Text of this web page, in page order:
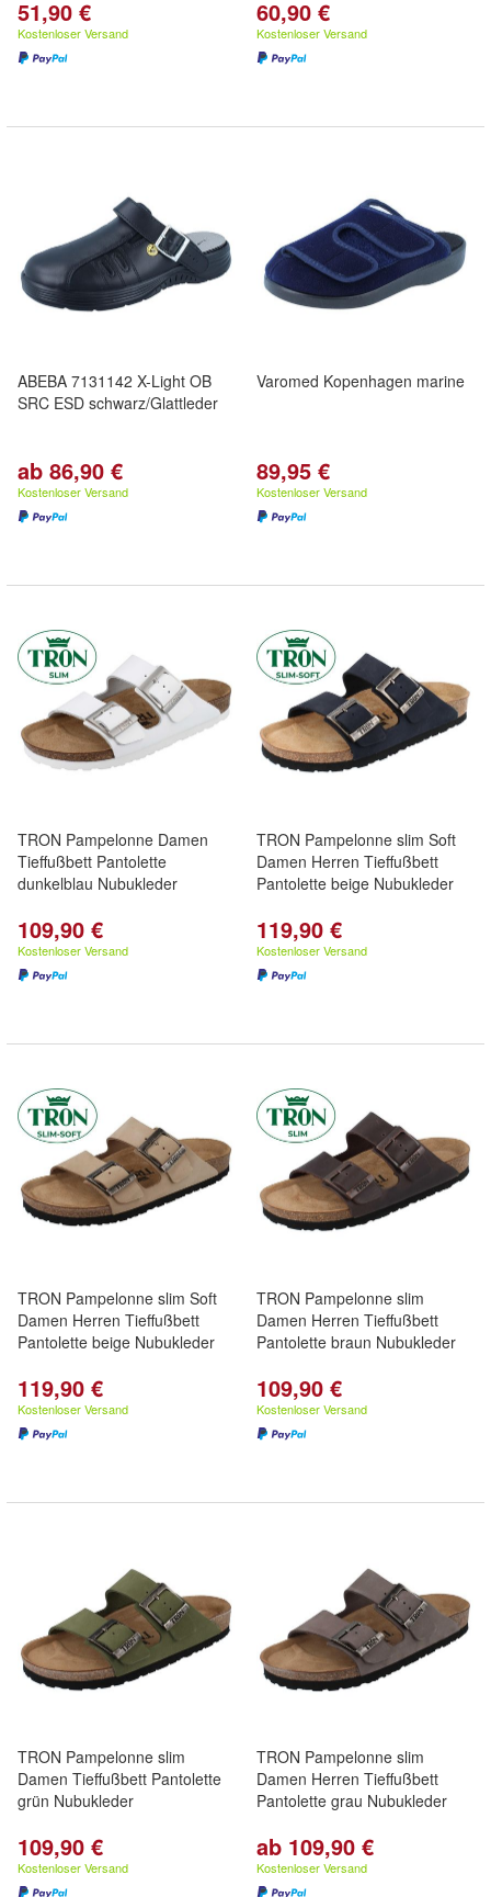
51,90 €
Kostenloser Versand
60,90 €
Kostenloser Versand
ABEBA 7131142 X-Light OB
SRC ESD schwarz/Glattleder
ab 86,90 €
Kostenloser Versand
Varomed Kopenhagen marine
89,95 €
Kostenloser Versand
TRON Pampelonne Damen
Tieffußbett Pantolette
dunkelblau Nubukleder
109,90 €
Kostenloser Versand
TRON Pampelonne slim Soft
Damen Herren Tieffußbett
Pantolette beige Nubukleder
119,90 €
Kostenloser Versand
TRON Pampelonne slim Soft
Damen Herren Tieffußbett
Pantolette beige Nubukleder
119,90 €
Kostenloser Versand
TRON Pampelonne slim
Damen Herren Tieffußbett
Pantolette braun Nubukleder
109,90 €
Kostenloser Versand
TRON Pampelonne slim
Damen Tieffußbett Pantolette
grün Nubukleder
109,90 €
Kostenloser Versand
TRON Pampelonne slim
Damen Herren Tieffußbett
Pantolette grau Nubukleder
ab 109,90 €
Kostenloser Versand